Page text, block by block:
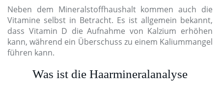
Neben dem Mineralstoffhaushalt kommen auch die
Vitamine selbst in Betracht. Es ist allgemein bekannt,
dass Vitamin D die Aufnahme von Kalzium erhöhen
kann, während ein Überschuss zu einem Kaliummangel
führen kann.
Was ist die Haarmineralanalyse